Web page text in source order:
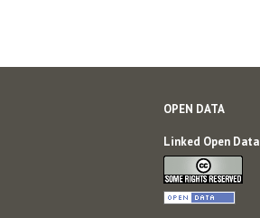
OPEN DATA
Linked Open Data